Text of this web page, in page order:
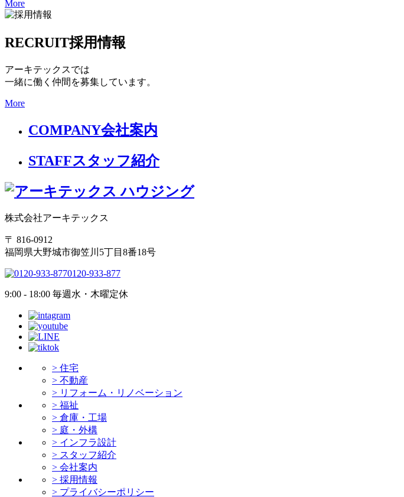
More
RECRUIT採用情報
アーキテックスでは
一緒に働く仲間を募集しています。
More
COMPANY会社案内
STAFFスタッフ紹介
株式会社アーキテックス
〒 816-0912
福岡県大野城市御笠川5丁目8番18号
0120-933-877
9:00 - 18:00 毎週水・木曜定休
> 住宅
> 不動産
> リフォーム・リノベーション
> 福祉
> 倉庫・工場
> 庭・外構
> インフラ設計
> スタッフ紹介
> 会社案内
> 採用情報
> プライバシーポリシー